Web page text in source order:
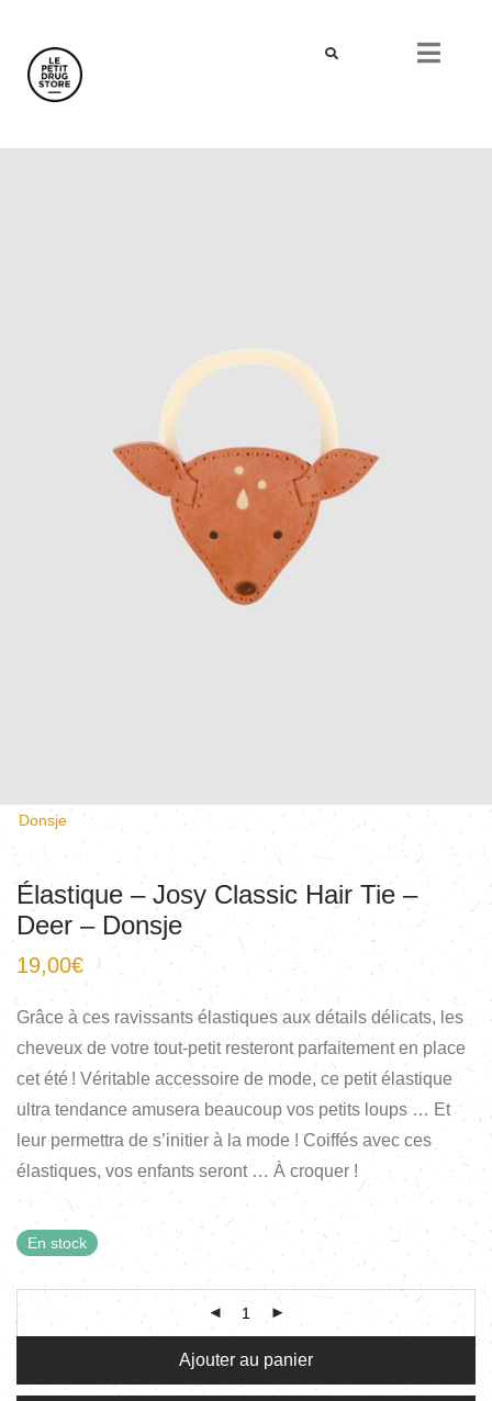
Donsje
Élastique – Josy Classic Hair Tie –
Deer – Donsje
19,00€
Grâce à ces ravissants élastiques aux détails délicats, les
cheveux de votre tout-petit resteront parfaitement en place
cet été ! Véritable accessoire de mode, ce petit élastique
ultra tendance amusera beaucoup vos petits loups … Et
leur permettra de s’initier à la mode ! Coiffés avec ces
élastiques, vos enfants seront … À croquer !
En stock
Ajouter au panier